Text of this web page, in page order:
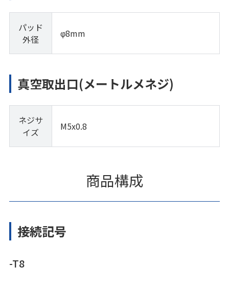
パッド
外径
φ8mm
真空取出口(メートルメネジ)
ネジサ
イズ
M5x0.8
商品構成
接続記号
-T8